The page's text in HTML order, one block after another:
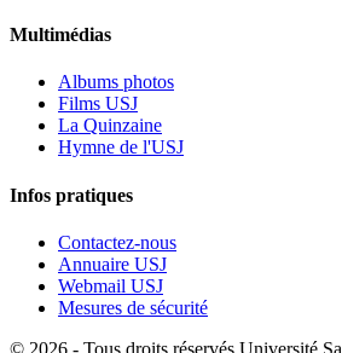
Multimédias
Albums photos
Films USJ
La Quinzaine
Hymne de l'USJ
Infos pratiques
Contactez-nous
Annuaire USJ
Webmail USJ
Mesures de sécurité
© 2026 - Tous droits réservés Université